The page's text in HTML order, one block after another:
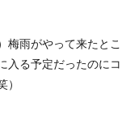
梅雨がやって来たとこ
入る予定だったのにコ